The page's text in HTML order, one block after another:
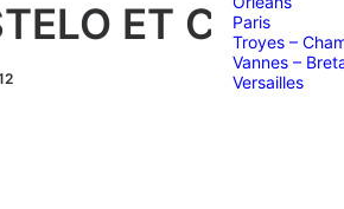
Paris
Troyes –
Vannes –
Versailles
ET